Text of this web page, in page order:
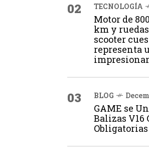
02 TECNOLOGÍA
Motor de
km y
scooter
representa
03 BLOG
GAME se
Balizas V16